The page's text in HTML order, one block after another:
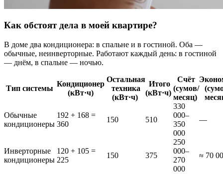
Как обстоят дела в моей квартире?
В доме два кондиционера: в спальне и в гостиной. Оба —
обычные, неинверторные. Работают каждый день: в гостиной
— днём, в спальне — ночью.
Тип системы
Кондиционер
(кВт·ч)
Остальная
техника
(кВт·ч)
Итого
(кВт·ч)
Счёт
(сумов/
месяц)
Обычные
кондиционеры
192 + 168 =
360
150 510
330
000–
350
000
—
Инверторные
кондиционеры
120 + 105 =
225
150 375
250
000–
270
000
≈ 70